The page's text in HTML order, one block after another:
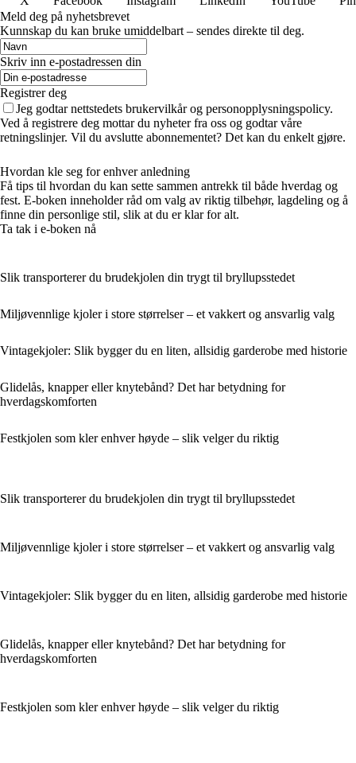
Meld deg på nyhetsbrevet
Kunnskap du kan bruke umiddelbart – sendes direkte til deg.
Skriv inn e-postadressen din
Registrer deg
Jeg godtar nettstedets brukervilkår og personopplysningspolicy.
Ved å registrere deg mottar du nyheter fra oss og godtar våre
retningslinjer. Vil du avslutte abonnementet? Det kan du enkelt gjøre.
Hvordan kle seg for enhver anledning
Få tips til hvordan du kan sette sammen antrekk til både hverdag og
fest. E-boken inneholder råd om valg av riktig tilbehør, lagdeling og å
finne din personlige stil, slik at du er klar for alt.
Ta tak i e-boken nå
Slik transporterer du brudekjolen din trygt til bryllupsstedet
Miljøvennlige kjoler i store størrelser – et vakkert og ansvarlig valg
Vintagekjoler: Slik bygger du en liten, allsidig garderobe med historie
Glidelås, knapper eller knytebånd? Det har betydning for
hverdagskomforten
Festkjolen som kler enhver høyde – slik velger du riktig
Slik transporterer du brudekjolen din trygt til bryllupsstedet
Miljøvennlige kjoler i store størrelser – et vakkert og ansvarlig valg
Vintagekjoler: Slik bygger du en liten, allsidig garderobe med historie
Glidelås, knapper eller knytebånd? Det har betydning for
hverdagskomforten
Festkjolen som kler enhver høyde – slik velger du riktig